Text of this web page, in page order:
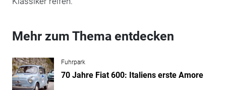
Mehr zum Thema entdecken
Fuhrpark
70 Jahre Fiat 600: Italiens erste Amore